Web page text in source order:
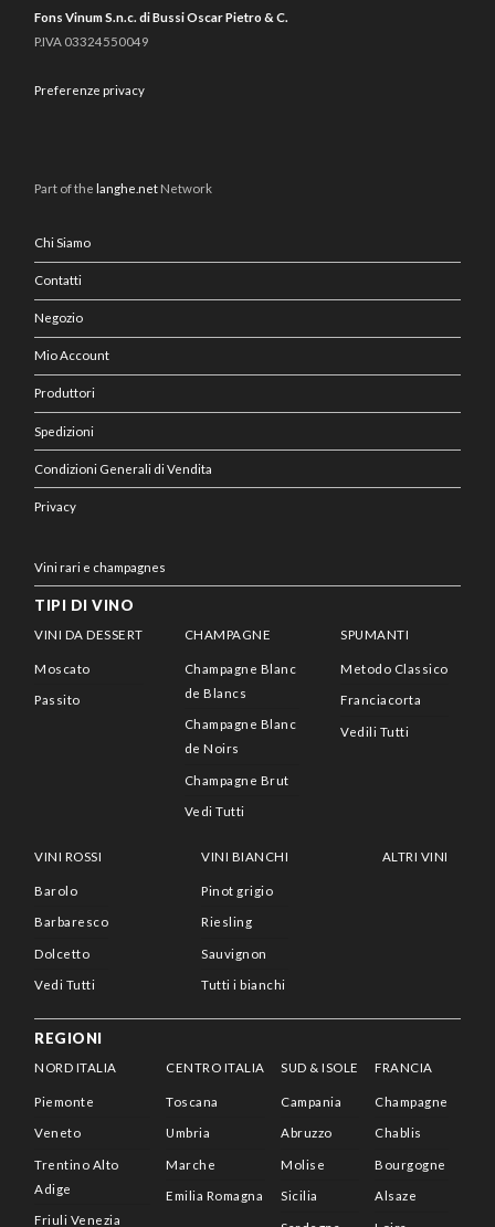
Fons Vinum S.n.c. di Bussi Oscar Pietro & C.
P.IVA 03324550049
Preferenze privacy
Part of thelanghe.net Network
Chi Siamo
Contatti
Negozio
Mio Account
Produttori
Spedizioni
Condizioni Generali di Vendita
Privacy
Vini rari e champagnes
TIPI DI VINO
VINI DA DESSERT
Moscato
Passito
CHAMPAGNE
Champagne Blanc
de Blancs
Champagne Blanc
de Noirs
Champagne Brut
Vedi Tutti
SPUMANTI
Metodo Classico
Franciacorta
Vedili Tutti
VINI ROSSI
Barolo
Barbaresco
Dolcetto
Vedi Tutti
VINI BIANCHI
Pinot grigio
Riesling
Sauvignon
Tutti i bianchi
ALTRI VINI
REGIONI
NORD ITALIA
Piemonte
Veneto
Trentino Alto
Adige
Friuli Venezia
CENTRO ITALIA
Toscana
Umbria
Marche
Emilia Romagna
SUD & ISOLE
Campania
Abruzzo
Molise
Sicilia
FRANCIA
Champagne
Chablis
Bourgogne
Alsaze